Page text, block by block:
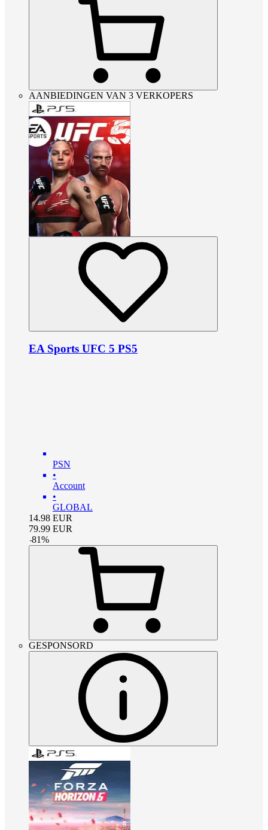
AANBIEDINGEN VAN 3 VERKOPERS
EA Sports UFC 5 PS5
PSN
•
Account
•
GLOBAL
14.98 EUR
79.99 EUR
-81%
GESPONSORD